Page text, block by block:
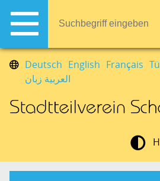
Deutsch English Français
العربية زبان